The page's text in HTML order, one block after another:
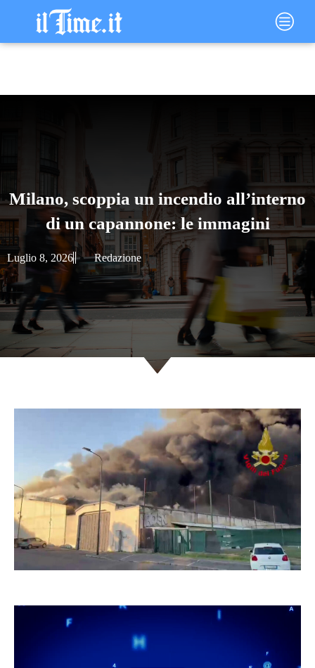
contenuto
Main
Menu
Milano, scoppia un incendio all’interno
di un capannone: le immagini
Luglio 8, 2026 Redazione